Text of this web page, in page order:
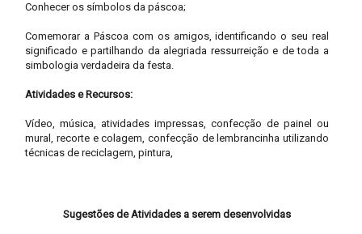
Conhecer os símbolos da páscoa;
Comemorar a Páscoa com os amigos, identificando o seu real
significado e partilhando da alegriada ressurreição e de toda a
simbologia verdadeira da festa.
Atividades e Recursos:
Vídeo, música, atividades impressas, confecção de painel ou
mural, recorte e colagem, confecção de lembrancinha utilizando
técnicas de reciclagem, pintura,
Sugestões de Atividades a serem desenvolvidas